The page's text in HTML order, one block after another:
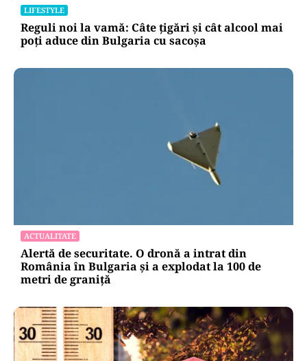
LIFESTYLE
Reguli noi la vamă: Câte țigări și cât alcool mai
poți aduce din Bulgaria cu sacoșa
ACTUALITATE
Alertă de securitate. O dronă a intrat din
România în Bulgaria şi a explodat la 100 de
metri de graniţă